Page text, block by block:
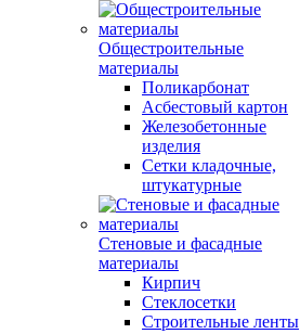
Общестроительные
материалы
Поликарбонат
Асбестовый картон
Железобетонные
изделия
Сетки кладочные,
штукатурные
Стеновые и фасадные
материалы
Кирпич
Стеклосетки
Строительные ленты